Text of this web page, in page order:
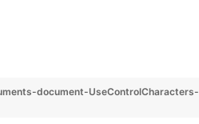
document-UseControlCharacters-